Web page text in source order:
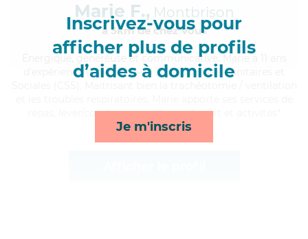
Inscrivez-vous pour
afficher plus de profils
d’aides à domicile
Je m'inscris
Marie F., Montbrison
à 5km de chez Vous
, généreuse et communicative, Marie a 11 ans
d'expérience et possède un BEP Carrières Sanitaires et
repas, lever/coucher, surveillance de nuit et activités*